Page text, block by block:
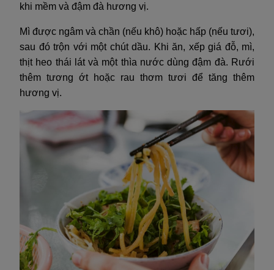
khi mềm và đậm đà hương vị.
Mì được ngâm và chần (nếu khô) hoặc hấp (nếu tươi),
sau đó trộn với một chút dầu. Khi ăn, xếp giá đỗ, mì,
thịt heo thái lát và một thìa nước dùng đậm đà. Rưới
thêm tương ớt hoặc rau thơm tươi để tăng thêm
hương vị.